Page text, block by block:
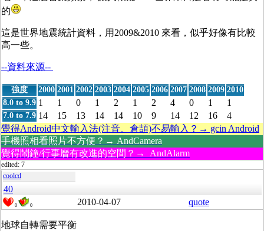
的
這是世界地震統計資料，用2009&2010 來看，似乎好像有比較
高一些。
--資料來源--
強度 2000 2001 2002 2003 2004 2005 2006 2007 2008 2009 2010
8.0 to 9.9 1 1 0 1 2 1 2 4 0 1 1
7.0 to 7.9 14 15 13 14 14 10 9 14 12 16
4
覺得Android中文輸入法(注音、倉頡)不易輸入？→ gcin Android
手機照相看照片不方便？→ AndCamera
覺得鬧鐘/行事曆有改進的空間？→ AndAlarm
edited: 7
coolcd
40
0 0 2010-04-07 quote
地球自轉需要平衡